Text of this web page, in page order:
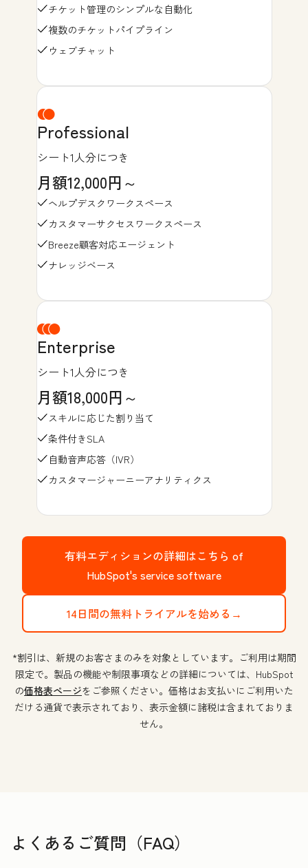
チケット管理のシンプルな自動化
複数のチケットパイプライン
ウェブチャット
Professional
シート1人分につき
月額12,000円～
ヘルプデスクワークスペース
カスタマーサクセスワークスペース
Breeze顧客対応エージェント
ナレッジベース
Enterprise
シート1人分につき
月額18,000円～
スキルに応じた割り当て
条件付きSLA
自動音声応答（IVR）
カスタマージャーニーアナリティクス
有料エディションの詳細はこちら of
HubSpot's service software
14日間の無料トライアルを始める→
*割引は、新規のお客さまのみを対象としています。ご利用は期間
限定で。製品の機能や制限事項などの詳細については、HubSpot
の価格表ページをご参照ください。価格はお支払いにご利用いた
だける通貨で表示されており、表示金額に諸税は含まれておりま
せん。
よくあるご質問（FAQ）